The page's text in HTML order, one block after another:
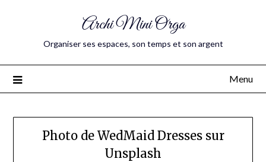
Archi Mini Orga
Organiser ses espaces, son temps et son argent
Menu
Photo de WedMaid Dresses sur
Unsplash